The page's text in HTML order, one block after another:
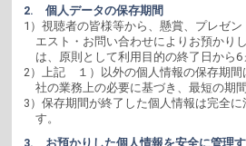
2. 個人データの保存期間
1）視聴者の皆様等から、懸賞、プレゼ
エスト・お問い合わせによりお預かり
は、原則として利用目的の終了日から6
2）上記 １）以外の個人情報の保存期間
社の業務上の必要に基づき、最短の期間
3）保存期間が終了した個人情報は完全
す。
3. お預かりした個人情報を安全に管理